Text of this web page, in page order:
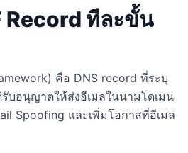
7-Day $1 Trial
Record ทีละขั้น
คือ DNS record ที่ระบุ
รับอนุญาตให้ส่งอีเมลในนามโดเมน
Spoofing และเพิ่มโอกาสที่อีเมล